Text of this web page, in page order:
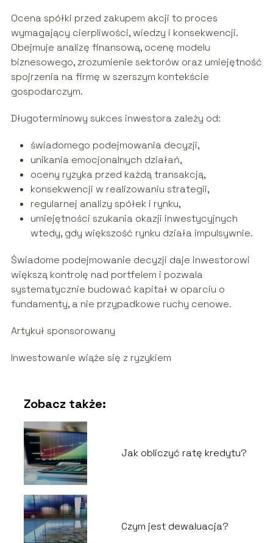
Ocena spółki przed zakupem akcji to proces
wymagający cierpliwości, wiedzy i konsekwencji.
Obejmuje analizę finansową, ocenę modelu
biznesowego, zrozumienie sektorów oraz umiejętność
spojrzenia na firmę w szerszym kontekście
gospodarczym.
Długoterminowy sukces inwestora zależy od:
świadomego podejmowania decyzji,
unikania emocjonalnych działań,
oceny ryzyka przed każdą transakcją,
konsekwencji w realizowaniu strategii,
regularnej analizy spółek i rynku,
umiejętności szukania okazji inwestycyjnych
wtedy, gdy większość rynku działa impulsywnie.
Świadome podejmowanie decyzji daje inwestorowi
większą kontrolę nad portfelem i pozwala
systematycznie budować kapitał w oparciu o
fundamenty, a nie przypadkowe ruchy cenowe.
Artykuł sponsorowany
Inwestowanie wiąże się z ryzykiem
Zobacz także:
Jak obliczyć ratę kredytu?
Czym jest dewaluacja?